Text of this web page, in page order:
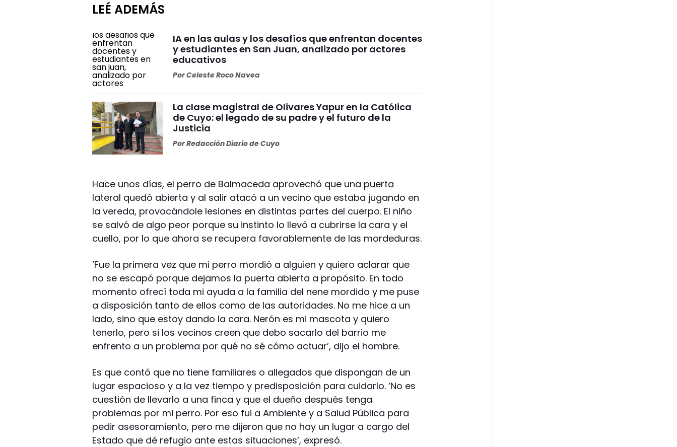
LEÉ ADEMÁS
IA en las aulas y los desafíos que enfrentan docentes
y estudiantes en San Juan, analizado por actores
educativos
PorCeleste Roco Navea
La clase magistral de Olivares Yapur en la Católica
de Cuyo: el legado de su padre y el futuro de la
Justicia
PorRedacción Diario de Cuyo
Hace unos días, el perro de Balmaceda aprovechó que una puerta
lateral quedó abierta y al salir atacó a un vecino que estaba jugando en
la vereda, provocándole lesiones en distintas partes del cuerpo. El niño
se salvó de algo peor porque su instinto lo llevó a cubrirse la cara y el
cuello, por lo que ahora se recupera favorablemente de las mordeduras.
‘Fue la primera vez que mi perro mordió a alguien y quiero aclarar que
no se escapó porque dejamos la puerta abierta a propósito. En todo
momento ofrecí toda mi ayuda a la familia del nene mordido y me puse
a disposición tanto de ellos como de las autoridades. No me hice a un
lado, sino que estoy dando la cara. Nerón es mi mascota y quiero
tenerlo, pero si los vecinos creen que debo sacarlo del barrio me
enfrento a un problema por qué no sé cómo actuar’, dijo el hombre.
Es que contó que no tiene familiares o allegados que dispongan de un
lugar espacioso y a la vez tiempo y predisposición para cuidarlo. ‘No es
cuestión de llevarlo a una finca y que el dueño después tenga
problemas por mi perro. Por eso fui a Ambiente y a Salud Pública para
pedir asesoramiento, pero me dijeron que no hay un lugar a cargo del
Estado que dé refugio ante estas situaciones’, expresó.